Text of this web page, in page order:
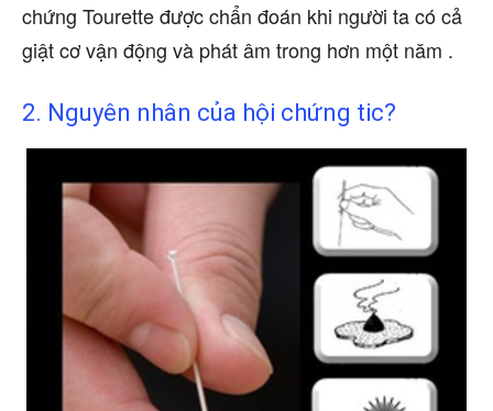
chứng Tourette được chẩn đoán khi người ta có cả
giật cơ vận động và phát âm trong hơn một năm .
2. Nguyên nhân của hội chứng tic?